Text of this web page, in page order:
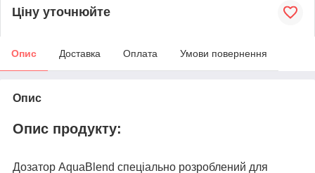
Ціну уточнюйте
Опис Доставка Оплата Умови повернення
Опис
Опис продукту:
Дозатор AquaBlend спеціально розроблений для